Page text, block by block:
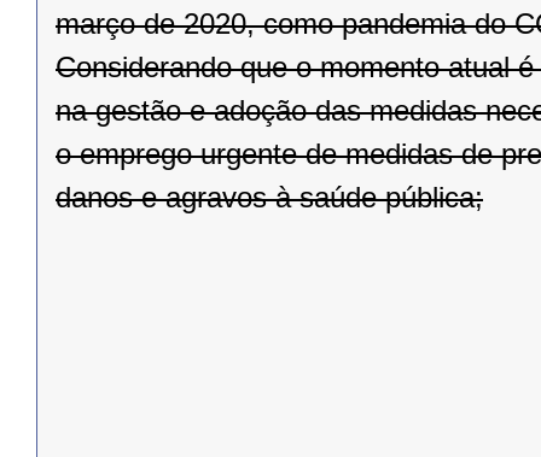
março de 2020, como pandemia do
Considerando que o momento atual
na gestão e adoção das medidas
o emprego urgente de medidas de
danos e agravos à saúde pública;